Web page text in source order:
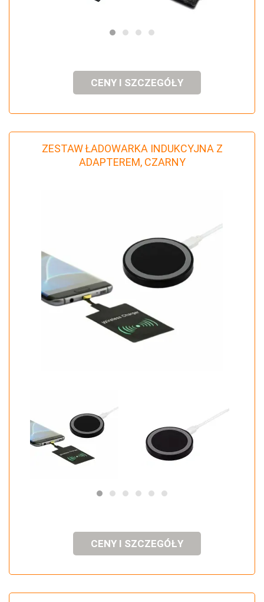
CENY I SZCZEGÓŁY
ZESTAW ŁADOWARKA INDUKCYJNA Z
ADAPTEREM, CZARNY
CENY I SZCZEGÓŁY